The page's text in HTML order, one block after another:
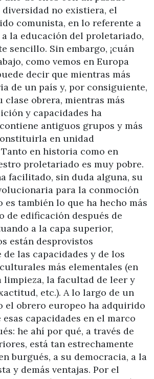
no existiera, el
comunista, en lo referente a
la educación del proletariado,
sencillo. Sin embargo, ¡cuán
como vemos en Europa
decir que mientras más
de un país y, por consiguiente,
clase obrera, mientras más
y capacidades ha
antiguos grupos y más
en unidad
en historia como en
proletariado es muy pobre.
facilitado, sin duda alguna, su
para la conmoción
es también lo que ha hecho más
de edificación después de
a la capa superior,
están desprovistos
las capacidades y de los
más elementales (en
limpieza, la facultad de leer y
etc.). A lo largo de un
el obrero europeo ha adquirido
capacidades en el marco
he ahí por qué, a través de
está tan estrechamente
burgués, a su democracia, a la
y demás ventajas. Por el